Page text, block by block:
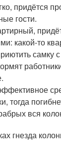
придётся
гости.
какой-то
самку
тогда
вся
гнезда